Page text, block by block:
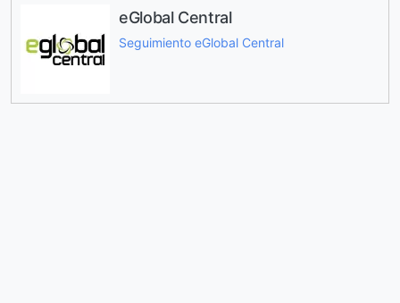
eGlobal Central
Seguimiento eGlobal Central